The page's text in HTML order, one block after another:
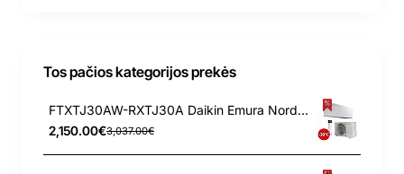
Tos pačios kategorijos prekės
FTXTJ30AW-RXTJ30A Daikin Emura Nordic 3.0/3.2 kW šilumos siurblys
2,150.00€3,037.00€